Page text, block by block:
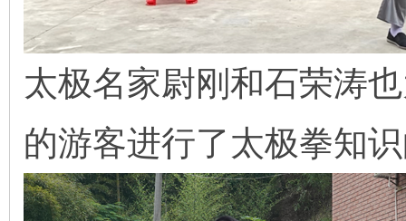
太极名家尉刚和石荣涛
的游客进行了太极拳知